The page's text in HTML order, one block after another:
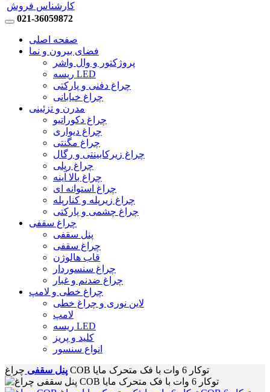
کارشناس فروش
021-36059872
صفحه اصلی
فضای بیرون و نما
پروژکتور و وال واشر
ریسه LED
چراغ دفنی و پارکتی
چراغ خیابانی
مدرن و تزئینی
چراغ دکوراتیو
چراغ دیواری
چراغ مگنتی
چراغ زیرکابینتی و رگال
چراغ ریلی
چراغ بالا آینه
چراغ استوانه ای
چراغ زیرپله و کنارپله
چراغ چشمی و پارکتی
چراغ سقفی
پنل سقفی
چراغ سقفی
قاب هالوژن
چراغ سنسوردار
چراغ ضدنم و غبار
چراغ خطی و لامپ
لاین نوری و چراغ خطی
لامپ
ریسه LED
کلید و پریز
انواع سنسور
پنل سقفی چراغ COB توکار 6 وات با فک متحرک مایا